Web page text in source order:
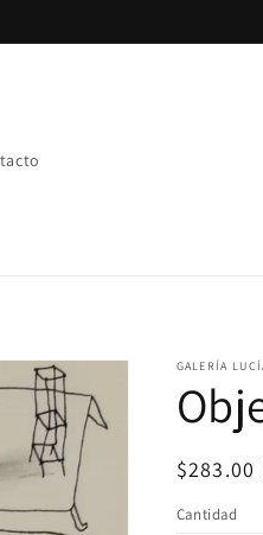
GALERÍA
Precio
habitual
$283.00
Cantidad